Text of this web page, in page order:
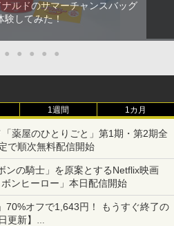
ルドのサマーチャンスバッグ
験してみた！
● ● ● ● ●
1週間 1カ月
薬屋のひとりごと」第1期・第2期全
で順次無料配信開始
ンの騎士」を原案とするNetflix映画
ボンヒーロー」本日配信開始
70%オフで1,643円！ もうすぐ終了の
更新】